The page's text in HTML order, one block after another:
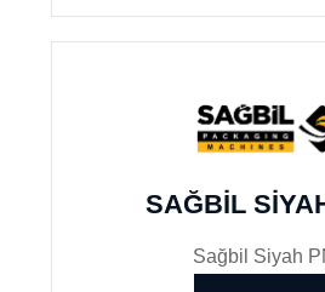
SAĞBIL
Sağbil Siyah